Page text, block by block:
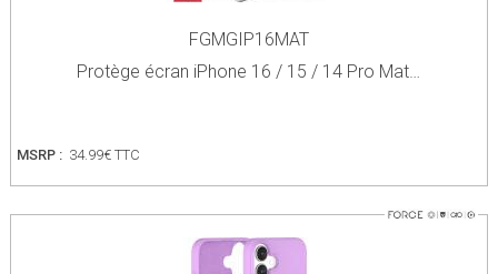
FGMGIP16MAT
Protège écran iPhone 16 / 15 / 14 Pro Mat…
MSRP : 34.99€ TTC